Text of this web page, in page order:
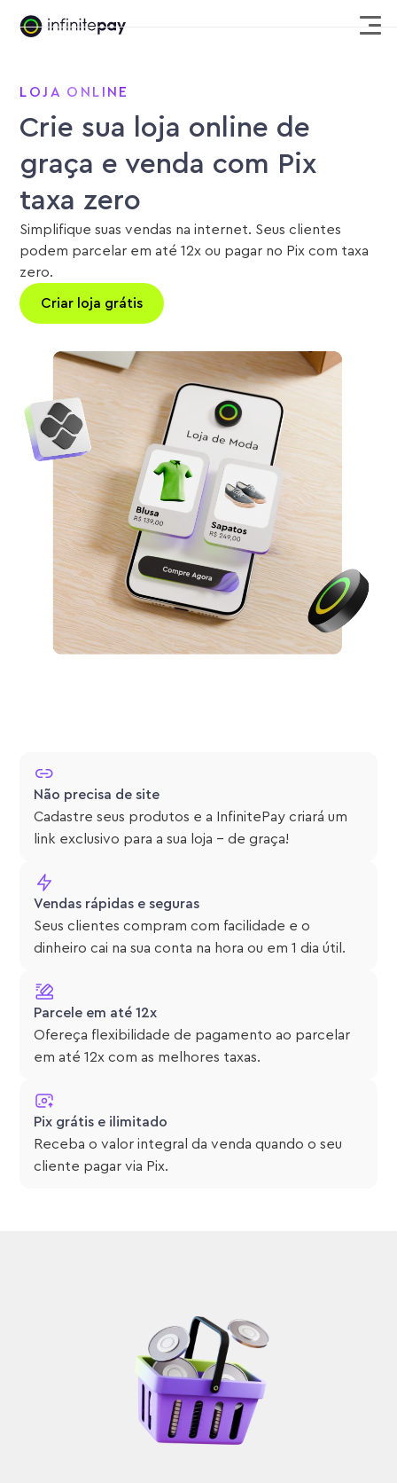
LOJA ONLINE
Crie sua loja online de
graça e venda com Pix
taxa zero
Simplifique suas vendas na internet. Seus clientes
podem parcelar em até 12x ou pagar no Pix com taxa
zero.
Criar loja grátis
Não precisa de site
Cadastre seus produtos e a InfinitePay criará um
link exclusivo para a sua loja – de graça!
Vendas rápidas e seguras
Seus clientes compram com facilidade e o
dinheiro cai na sua conta na hora ou em 1 dia útil.
Parcele em até 12x
Ofereça flexibilidade de pagamento ao parcelar
em até 12x com as melhores taxas.
Pix grátis e ilimitado
Receba o valor integral da venda quando o seu
cliente pagar via Pix.